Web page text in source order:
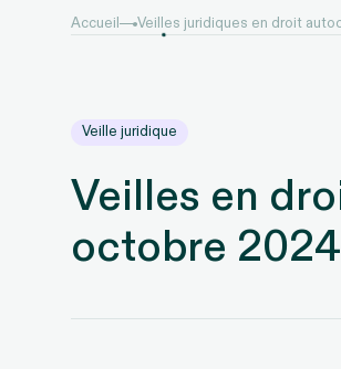
Accueil Veilles juridiques en droit
Veille juridique
Veilles en
octobre 2024